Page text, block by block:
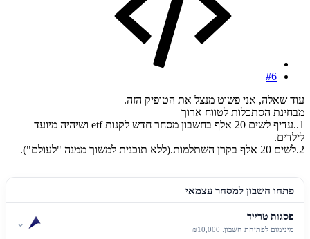
#6
עוד שאלה, אני פשוט מנצל את הטופיק הזה.
מבחינת הסתכלות לטווח ארוך
1..עדיף לשים 20 אלף בחשבון מסחר חדש לקנות etf ושיהיה מיועד
לילדים.
2.לשים 20 אלף בקרן השתלמות.(ללא תוכנית למשוך ממנה "לעולם").
פתחו חשבון למסחר עצמאי
פסגות טרייד
מינימום לפתיחת חשבון: ₪10,000
⌄